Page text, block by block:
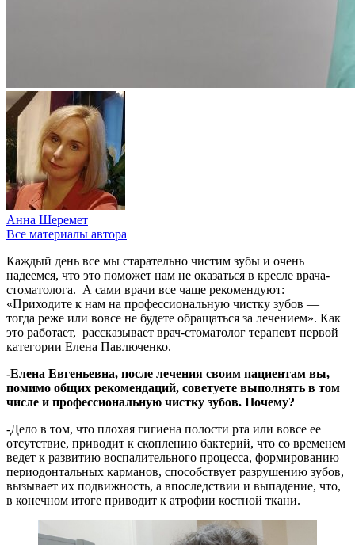
Анна Шеремет
Все материалы автора
Каждый день все мы старательно чистим зубы и очень
надеемся, что это поможет нам не оказаться в кресле врача-
стоматолога. А сами врачи все чаще рекомендуют:
«Приходите к нам на профессиональную чистку зубов —
тогда реже или вовсе не будете обращаться за лечением». Как
это работает, рассказывает врач-стоматолог терапевт первой
категории Елена Павлюченко.
-Елена Евгеньевна, после лечения своим пациентам вы,
помимо общих рекомендаций, советуете выполнять в том
числе и профессиональную чистку зубов. Почему?
-Дело в том, что плохая гигиена полости рта или вовсе ее
отсутствие, приводит к скоплению бактерий, что со временем
ведет к развитию воспалительного процесса, формированию
периодонтальных карманов, способствует разрушению зубов,
вызывает их подвижность, а впоследствии и выпадение, что,
в конечном итоге приводит к атрофии костной ткани.